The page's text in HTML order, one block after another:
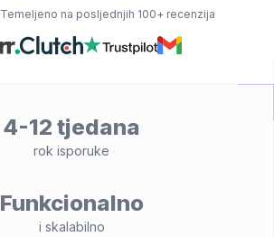
Temeljeno na posljednjih 100+ recenzija
4-12 tjedana
rok isporuke
Funkcionalno
i skalabilno